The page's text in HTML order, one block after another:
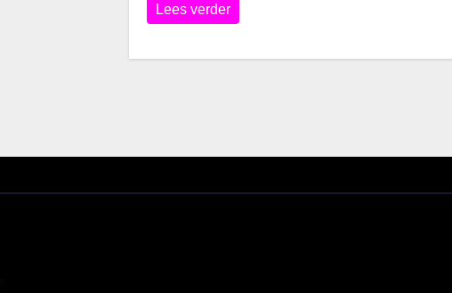
Lees verder